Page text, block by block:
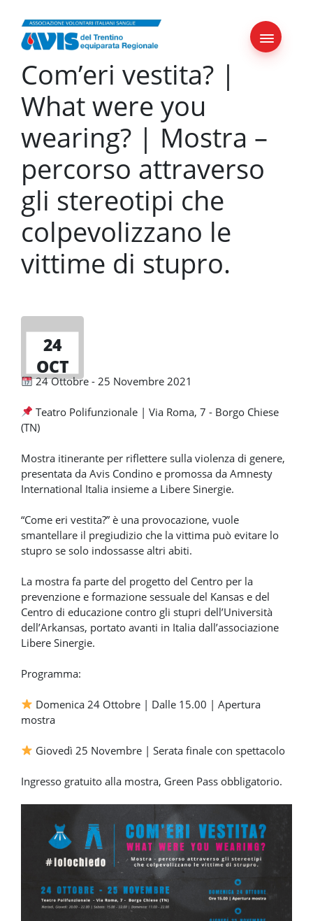
Skip
content
Com’eri vestita? |
What were you
wearing? | Mostra –
percorso attraverso
gli stereotipi che
colpevolizzano le
vittime di stupro.
24
OCT
24 Ottobre - 25 Novembre 2021
Teatro Polifunzionale | Via Roma, 7 - Borgo Chiese
(TN)
Mostra itinerante per riflettere sulla violenza di genere,
presentata da Avis Condino e promossa da Amnesty
International Italia insieme a Libere Sinergie.
“Come eri vestita?” è una provocazione, vuole
smantellare il pregiudizio che la vittima può evitare lo
stupro se solo indossasse altri abiti.
La mostra fa parte del progetto del Centro per la
prevenzione e formazione sessuale del Kansas e del
Centro di educazione contro gli stupri dell’Università
dell’Arkansas, portato avanti in Italia dall’associazione
Libere Sinergie.
Programma:
Domenica 24 Ottobre | Dalle 15.00 | Apertura
mostra
Giovedì 25 Novembre | Serata finale con spettacolo
Ingresso gratuito alla mostra, Green Pass obbligatorio.